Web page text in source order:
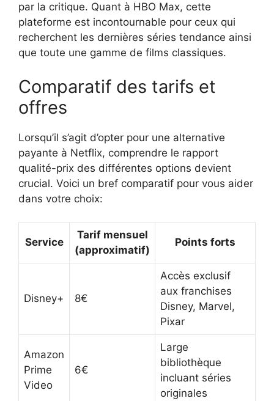
par la critique. Quant à HBO Max, cette
plateforme est incontournable pour ceux qui
recherchent les dernières séries tendance ainsi
que toute une gamme de films classiques.
Comparatif des tarifs et
offres
Lorsqu’il s’agit d’opter pour une alternative
payante à Netflix, comprendre le rapport
qualité-prix des différentes options devient
crucial. Voici un bref comparatif pour vous aider
dans votre choix:
Service
Tarif mensuel
(approximatif)
Points forts
Disney+ 8€
Accès exclusif
aux franchises
Disney, Marvel,
Pixar
Amazon
Prime
Video
6€
Large
bibliothèque
incluant séries
originales